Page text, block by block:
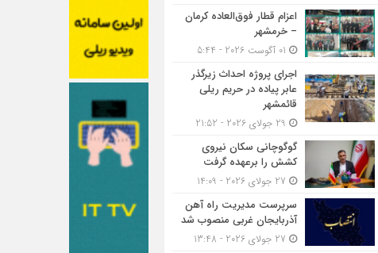
اعزام قطار فوق‌العاده کرمان
– خرمشهر
اجرای پروژه احداث زیرگذر
عابر پیاده در حریم ریلی
قائمشهر
گوگوچانی سکان نیروی
کشش را برعهده گرفت
سرپرست مدیریت راه آهن
آذربایجان غربی منصوب شد